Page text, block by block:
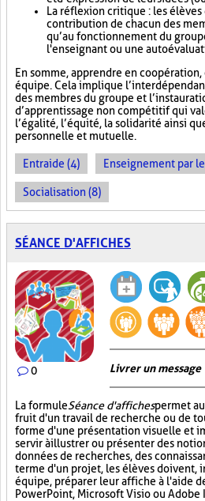
La réflexion critique : les
contribution de chacun des
qu’au fonctionnement du
l'enseignant ou une
En somme, apprendre en
équipe. Cela implique
des membres du groupe et
d’apprentissage non compétitif qui
l’égalité, l’équité, la solidarité ainsi
personnelle et mutuelle.
Entraide (4) Enseignement par
Socialisation (8)
SÉANCE D'AFFICHES
0 Livrer un message
La formuleSéance d'affichespermet
fruit d'un travail de recherche ou de
forme d'une présentation visuelle et
servir à illustrer ou présenter des
données de recherches, des
terme d'un projet, les élèves doivent,
équipe, préparer leur affiche à l'aide
PowerPoint, Microsoft Visio ou Adobe